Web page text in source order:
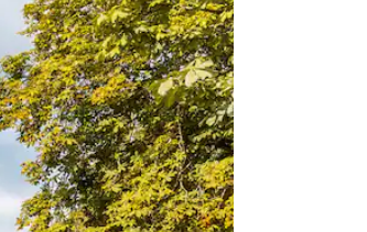
結果を確認することができます。